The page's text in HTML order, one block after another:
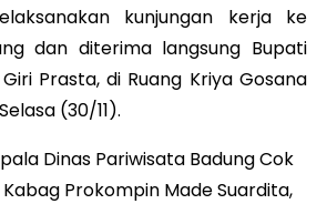
kunjungan kerja ke
dan diterima langsung Bupati
Prasta, di Ruang Kriya Gosana
(30/11).
Dinas Pariwisata Badung Cok
Prokompin Made Suardita,